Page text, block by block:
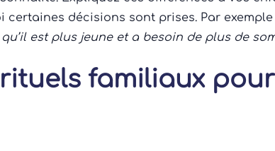
certaines décisions sont prises. Par exemple
est plus jeune et a besoin de plus de
familiaux